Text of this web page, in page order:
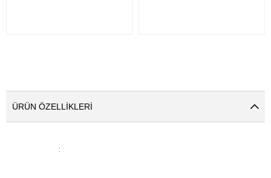
ÜRÜN ÖZELLIKLERI
: